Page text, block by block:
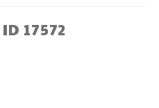
ID 17572